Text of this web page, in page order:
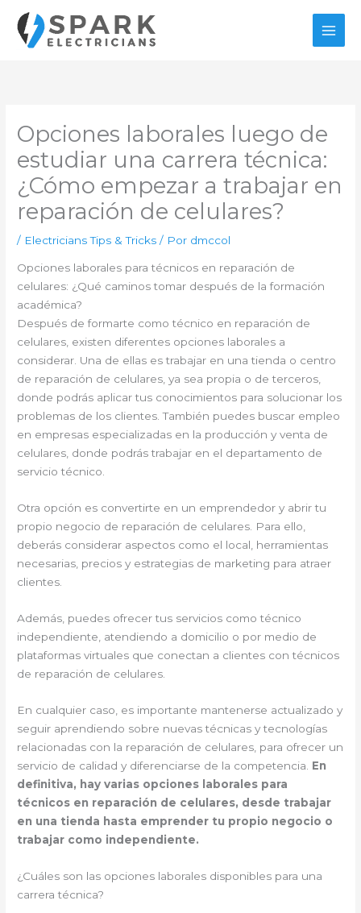
contenido
Opciones laborales luego de
estudiar una carrera técnica:
¿Cómo empezar a trabajar en
reparación de celulares?
/ Electricians Tips & Tricks / Por dmccol
Opciones laborales para técnicos en reparación de
celulares: ¿Qué caminos tomar después de la formación
académica?
Después de formarte como técnico en reparación de
celulares, existen diferentes opciones laborales a
considerar. Una de ellas es trabajar en una tienda o centro
de reparación de celulares, ya sea propia o de terceros,
donde podrás aplicar tus conocimientos para solucionar los
problemas de los clientes. También puedes buscar empleo
en empresas especializadas en la producción y venta de
celulares, donde podrás trabajar en el departamento de
servicio técnico.
Otra opción es convertirte en un emprendedor y abrir tu
propio negocio de reparación de celulares. Para ello,
deberás considerar aspectos como el local, herramientas
necesarias, precios y estrategias de marketing para atraer
clientes.
Además, puedes ofrecer tus servicios como técnico
independiente, atendiendo a domicilio o por medio de
plataformas virtuales que conectan a clientes con técnicos
de reparación de celulares.
En cualquier caso, es importante mantenerse actualizado y
seguir aprendiendo sobre nuevas técnicas y tecnologías
relacionadas con la reparación de celulares, para ofrecer un
servicio de calidad y diferenciarse de la competencia. En
definitiva, hay varias opciones laborales para
técnicos en reparación de celulares, desde trabajar
en una tienda hasta emprender tu propio negocio o
trabajar como independiente.
¿Cuáles son las opciones laborales disponibles para una
carrera técnica?